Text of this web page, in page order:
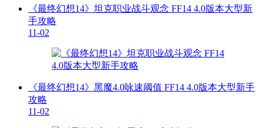
《最终幻想14》坦克职业战斗观念 FF14 4.0版本大型新
手攻略
11-02
《最终幻想14》黑魔4.0咏速阈值 FF14 4.0版本大型新手
攻略
11-02